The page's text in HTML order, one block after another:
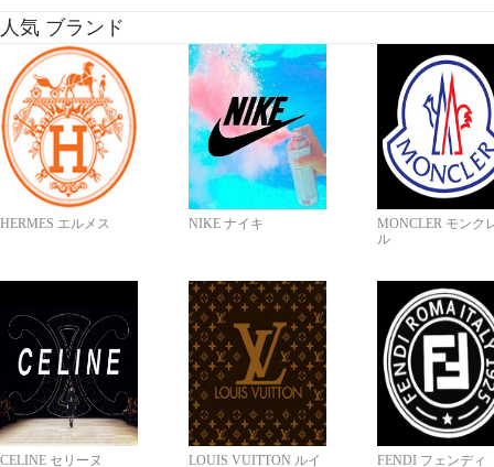
人気 ブランド
HERMES エルメス NIKE ナイキ
MONCLER モンク
ル
CELINE セリーヌ
LOUIS VUITTON ルイ
FENDI フェンディ